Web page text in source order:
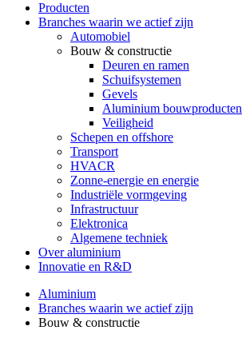
Producten
Branches waarin we actief zijn
Automobiel
Bouw & constructie
Deuren en ramen
Schuifsystemen
Gevels
Aluminium bouwproducten
Veiligheid
Schepen en offshore
Transport
HVACR
Zonne-energie en energie
Industriële vormgeving
Infrastructuur
Elektronica
Algemene techniek
Over aluminium
Innovatie en R&D
Aluminium
Branches waarin we actief zijn
Bouw & constructie